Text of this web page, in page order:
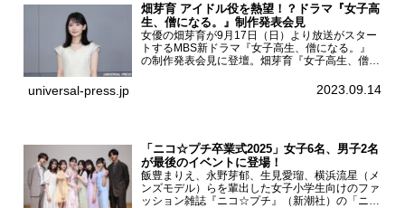
畑芽育 アイドル役を熱望！？ドラマ『女子高
生、僧になる。』制作発表会見
女優の畑芽育が9月17日（日）より放送がスター
トするMBS新ドラマ『女子高生、僧になる。』
の制作発表会見に登壇。畑芽育『女子高生、僧に
ーについて「下白石麦は頭にビックリマークと、
universal-press.jp 2023.09.14
「ニコ☆プチ卒業式2025」女子6名、男子2名
が最後のイベントに登場！
飯豊まりえ、永野芽郁、生見愛瑠、横浜流星（メ
ンズモデル）らを輩出した女子小学生向けのファ
ッション雑誌『ニコ☆プチ』（新潮社）の「ニコ